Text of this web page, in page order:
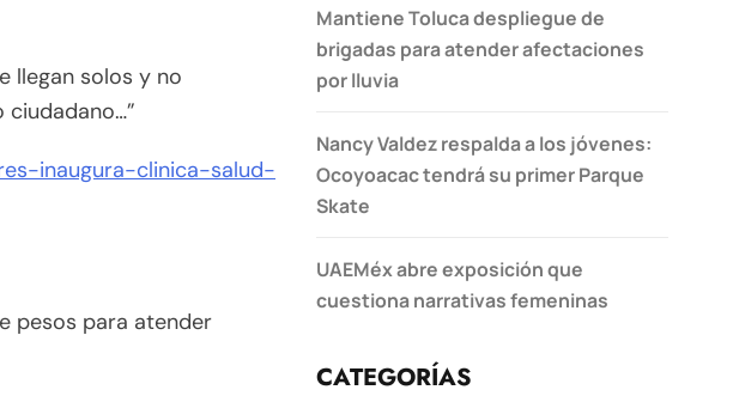
llegan solos y no
ciudadano…”
inaugura-clinica-salud-
pesos para atender
Mantiene Toluca despliegue de
brigadas para atender afectaciones
por lluvia
Nancy Valdez respalda a los jóvenes:
Ocoyoacac tendrá su primer Parque
Skate
UAEMéx abre exposición que
cuestiona narrativas femeninas
CATEGORÍAS